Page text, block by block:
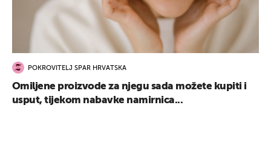
POKROVITELJ SPAR HRVATSKA
Omiljene proizvode za njegu sada možete kupiti i
usput, tijekom nabavke namirnica...